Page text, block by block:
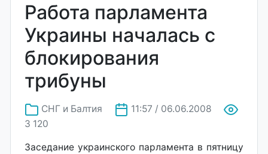
Работа парламента
Украины началась с
блокирования
трибуны
СНГ и Балтия
11:57 / 06.06.2008
3 120
Заседание украинского парламента в пятницу